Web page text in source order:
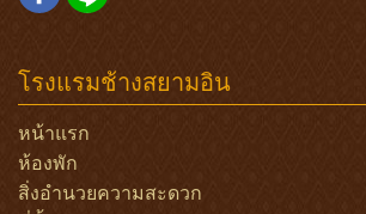
โรงแรมช้างสยามอิน
หน้าแรก
ห้องพัก
สิ่งอำนวยความสะดวก